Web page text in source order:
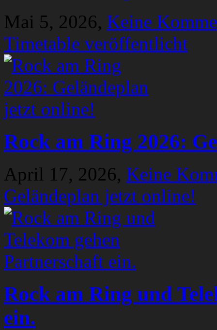
Mai 5, 2026, Keine
Timetable veröffentlicht
Rock am Ring 2026:
April 17, 2026, Keine
Geländeplan jetzt online!
Rock am Ring und
ein.